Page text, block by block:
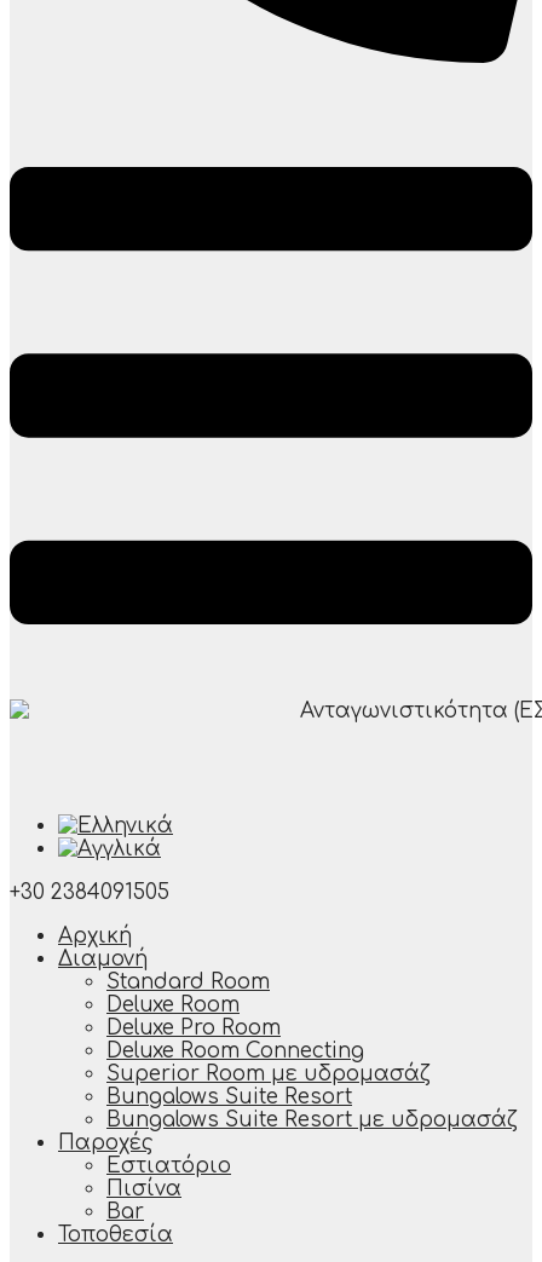
+30 2384091505
Αρχική
Διαμονή
Standard Room
Deluxe Room
Deluxe Pro Room
Deluxe Room Connecting
Superior Room με υδρομασάζ
Bungalows Suite Resort
Bungalows Suite Resort με υδρομασάζ
Παροχές
Εστιατόριο
Πισίνα
Bar
Τοποθεσία